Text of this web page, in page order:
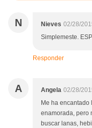
N Nieves 02/28/
Simplemeste.
Responder
A Angela 02/28/
Me ha encantado
enamorada, pero
buscar lanas,